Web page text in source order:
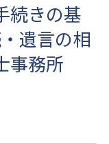
続きの基
遺言の相
事務所